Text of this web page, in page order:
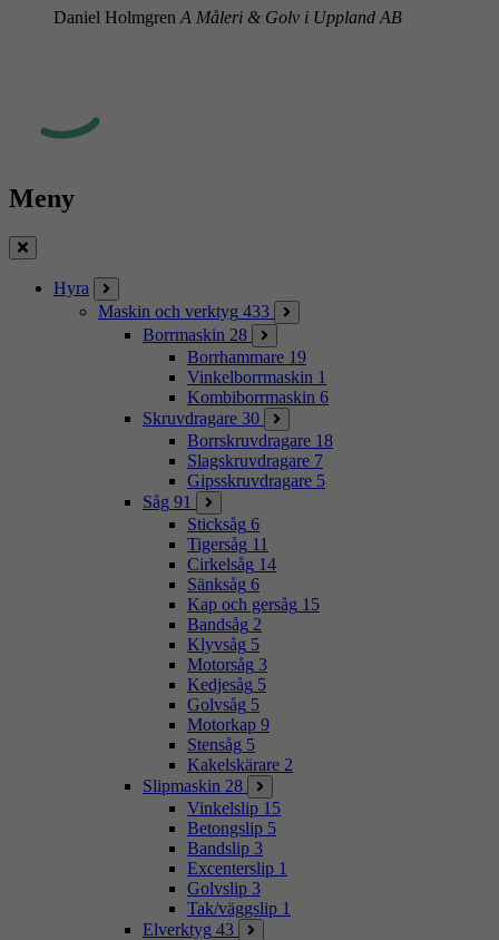
Daniel Holmgren A Måleri & Golv i Uppland AB
Meny
Stäng
Hyra
Maskin och verktyg 433
Borrmaskin 28
Borrhammare 19
Vinkelborrmaskin 1
Kombiborrmaskin 6
Skruvdragare 30
Borrskruvdragare 18
Slagskruvdragare 7
Gipsskruvdragare 5
Såg 91
Sticksåg 6
Tigersåg 11
Cirkelsåg 14
Sänksåg 6
Kap och gersåg 15
Bandsåg 2
Klyvsåg 5
Motorsåg 3
Kedjesåg 5
Golvsåg 5
Motorkap 9
Stensåg 5
Kakelskärare 2
Slipmaskin 28
Vinkelslip 15
Betongslip 5
Bandslip 3
Excenterslip 1
Golvslip 3
Tak/väggslip 1
Elverktyg 43